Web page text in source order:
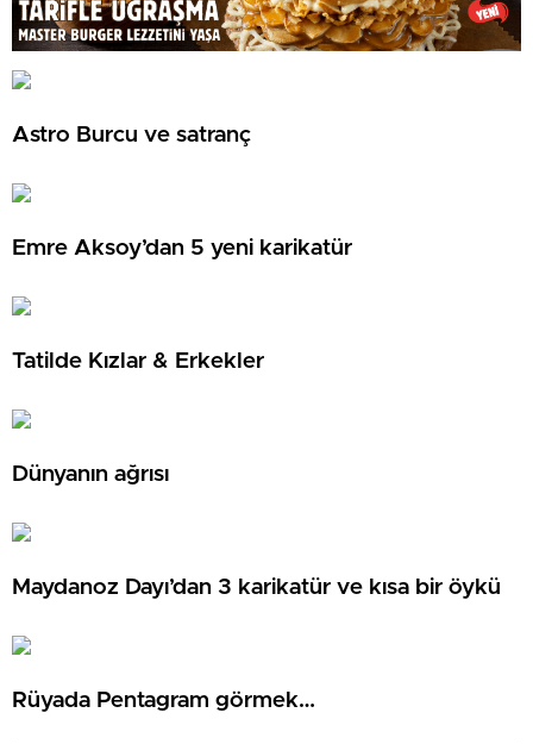
Astro Burcu ve satranç
Emre Aksoy’dan 5 yeni karikatür
Tatilde Kızlar & Erkekler
Dünyanın ağrısı
Maydanoz Dayı’dan 3 karikatür ve kısa bir öykü
Rüyada Pentagram görmek…